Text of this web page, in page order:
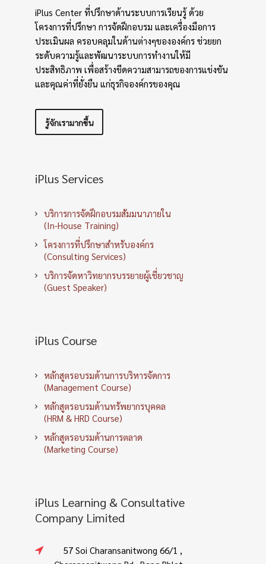
iPlus Center ที่ปรึกษาด้านระบบการเรียนรู้ ด้วย
โครงการที่ปรึกษา การจัดฝึกอบรม และเครื่องมือการ
ประเมินผล ครอบคลุมในด้านต่างๆขององค์กร ช่วยยก
ระดับความรู้และพัฒนาระบบการทำงานให้มี
ประสิทธิภาพ เพื่อสร้างขีดความสามารถของการแข่งขัน
และคุณค่าที่ยั่งยืน แก่ธุรกิจองค์กรของคุณ
รู้จักเรามากขึ้น
iPlus Services
บริการการจัดฝึกอบรมสัมมนาภายใน
(In-House Training)
โครงการที่ปรึกษาสำหรับองค์กร
(Consulting Services)
บริการจัดหาวิทยากรบรรยายผู้เชี่ยวชาญ
(Guest Speaker)
iPlus Course
หลักสูตรอบรมด้านการบริหารจัดการ
(Management Course)
หลักสูตรอบรมด้านทรัพยากรบุคคล
(HRM & HRD Course)
หลักสูตรอบรมด้านการตลาด
(Marketing Course)
iPlus Learning & Consultative
Company Limited
57 Soi Charansanitwong 66/1 ,